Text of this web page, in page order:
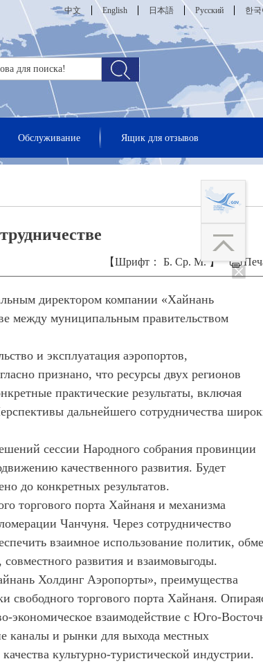
한
Русский
日本語
English
中文
Обслуживание Ящик для отзывов
【Шрифт： Б. Ср. М.】
директором компании «Хайнань
между муниципальным правительством
и эксплуатация аэропортов,
признано, что ресурсы двух регионов
практические результаты, включая
дальнейшего сотрудничества
сессии Народного собрания провинции
качественного развития. Будет
до конкретных результатов.
торгового порта Хайнаня и механизма
Чанчуня. Через сотрудничество
взаимное использование политик,
развития и взаимовыгоды.
Холдинг Аэропорты», преимущества
свободного торгового порта Хайнаня.
экономическое взаимодействие с Юго-
каналы и рынки для выхода местных
культурно-туристической индустрии.